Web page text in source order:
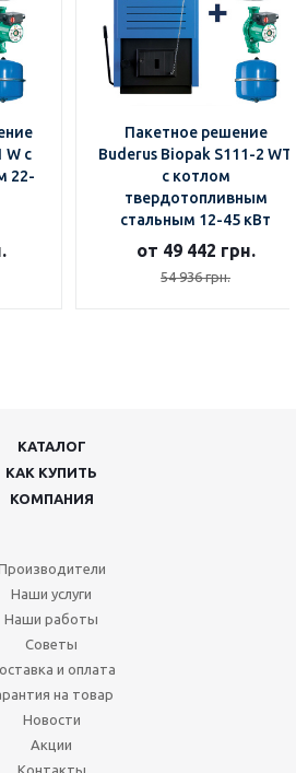
W с
22-
Пакетное решение
Buderus Biopak S111-2 WT
с котлом
твердотопливным
стальным 12-45 кВт
от 49 442 грн.
54 936 грн.
КАТАЛОГ
КАК КУПИТЬ
КОМПАНИЯ
Наши услуги
Наши работы
Советы
и оплата
на товар
Новости
Акции
Контакты